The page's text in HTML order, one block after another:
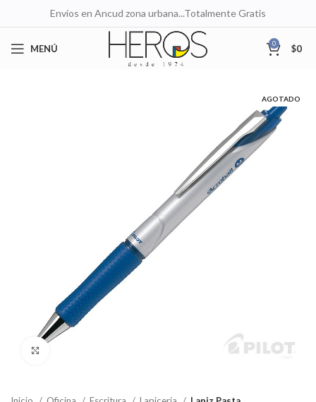
Envíos en Ancud zona urbana...Totalmente Gratis
MENÚ 0 $0
AGOTADO